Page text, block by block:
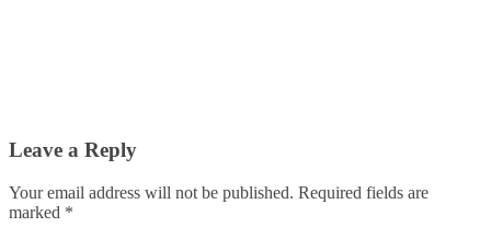
Leave a Reply
Your email address will not be published. Required fields are
marked *